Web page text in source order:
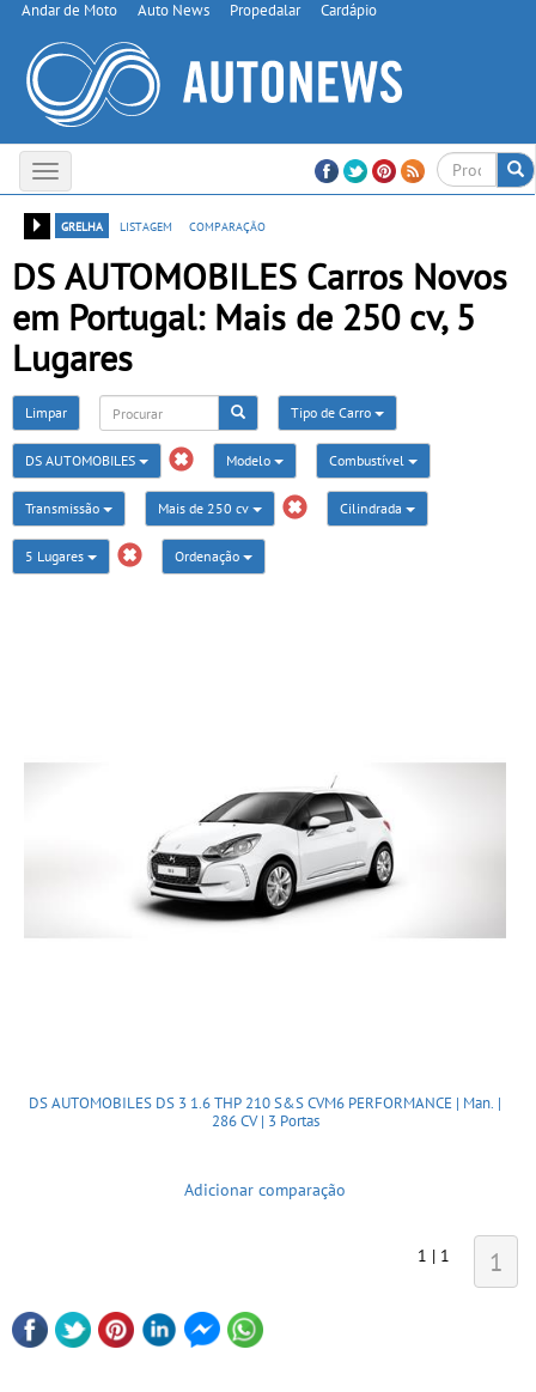
Andar de Moto Auto News Propedalar Cardápio
Toggle
navigation
grelha
listagem comparação
DS AUTOMOBILES Carros Novos
em Portugal: Mais de 250 cv, 5
Lugares
Limpar Tipo de Carro
DS AUTOMOBILES Modelo Combustível
Transmissão Mais de 250 cv Cilindrada
5 Lugares Ordenação
DS AUTOMOBILES DS 3 1.6 THP 210 S&S CVM6 PERFORMANCE | Man. |
286 CV | 3 Portas
Adicionar comparação
1 | 1 1